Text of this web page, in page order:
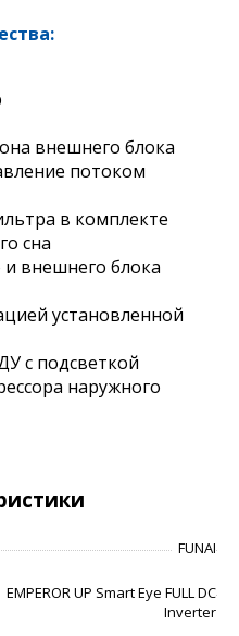
внешнего блока
потоком
в комплекте
сна
и внешнего блока
установленной
с подсветкой
наружного
FUNAI
EMPEROR UP Smart Eye FULL DC
Inverter